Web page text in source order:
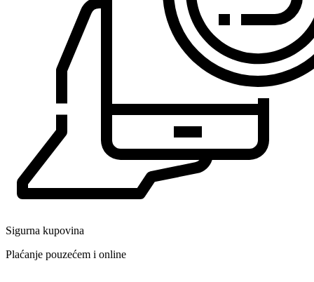
Sigurna kupovina
Plaćanje pouzećem i online